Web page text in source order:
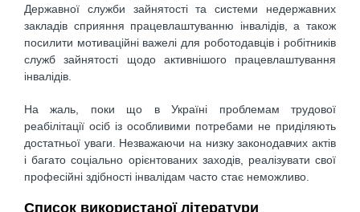
Державної служби зайнятості та системи недержавних
закладів сприяння працевлаштуванню інвалідів, а також
посилити мотиваційні важелі для роботодавців і робітників
служб зайнятості щодо активнішого працевлаштування
інвалідів.
На жаль, поки що в Україні проблемам трудової
реабілітації осіб із особливими потребами не приділяють
достатньої уваги. Незважаючи на низку законодавчих актів
і багато соціально орієнтованих заходів, реалізувати свої
професійні здібності інвалідам часто стає неможливо.
Список використаної літератури